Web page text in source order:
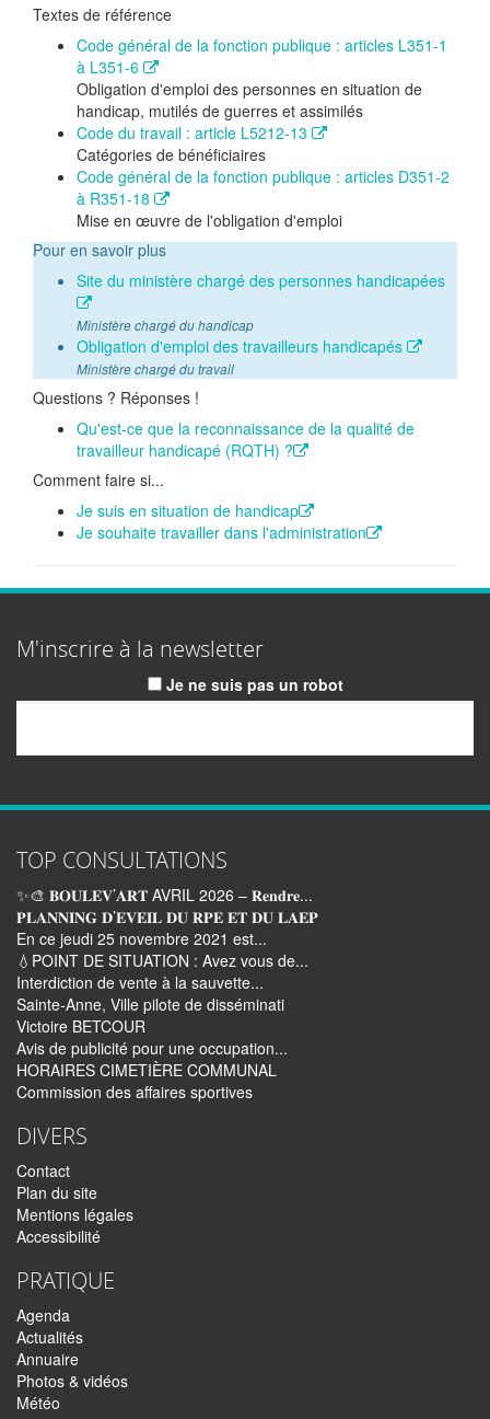
Textes de référence
Code général de la fonction publique : articles L351-1
à L351-6
Obligation d'emploi des personnes en situation de
handicap, mutilés de guerres et assimilés
Code du travail : article L5212-13
Catégories de bénéficiaires
Code général de la fonction publique : articles D351-2
à R351-18
Mise en œuvre de l'obligation d'emploi
Pour en savoir plus
Site du ministère chargé des personnes handicapées
Ministère chargé du handicap
Obligation d'emploi des travailleurs handicapés
Ministère chargé du travail
Questions ? Réponses !
Qu'est-ce que la reconnaissance de la qualité de
travailleur handicapé (RQTH) ?
Comment faire si...
Je suis en situation de handicap
Je souhaite travailler dans l'administration
M'inscrire à la newsletter
Je ne suis pas un robot
TOP CONSULTATIONS
✨🎨 𝐁𝐎𝐔𝐋𝐄𝐕’𝐀𝐑𝐓 AVRIL 2026 – 𝐑𝐞𝐧𝐝𝐫𝐞...
𝐏𝐋𝐀𝐍𝐍𝐈𝐍𝐆 𝐃’𝐄𝐕𝐄𝐈𝐋 𝐃𝐔 𝐑𝐏𝐄 𝐄𝐓 𝐃𝐔 𝐋𝐀𝐄𝐏
En ce jeudi 25 novembre 2021 est...
💧POINT DE SITUATION : Avez vous de...
Interdiction de vente à la sauvette...
Sainte-Anne, Ville pilote de disséminati
Victoire BETCOUR
Avis de publicité pour une occupation...
HORAIRES CIMETIÈRE COMMUNAL
Commission des affaires sportives
DIVERS
Contact
Plan du site
Mentions légales
Accessibilité
PRATIQUE
Agenda
Actualités
Annuaire
Photos & vidéos
Météo